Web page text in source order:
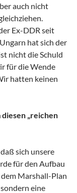
auch nicht
Ex-DDR seit
hat sich der
nicht die Schuld
für die Wende
hatten keinen
„reichen
sich unsere
für den Aufbau
Marshall-Plan
eine